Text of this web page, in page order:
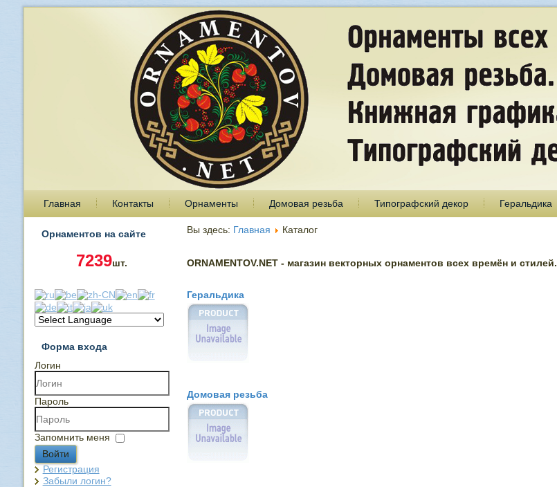
Главная Контакты Орнаменты Домовая резьба Типографский декор Геральдика
Орнаментов на сайте
7239шт.
Форма входа
Логин
Пароль
Запомнить меня
Войти
Регистрация
Забыли логин?
Вы здесь: Главная Каталог
ORNAMENTOV.NET - магазин векторных орнаментов всех времён и стилей.
Геральдика
Домовая резьба